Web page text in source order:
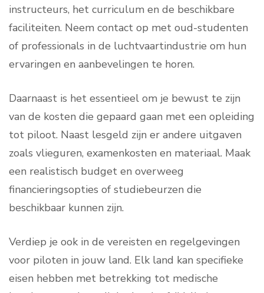
instructeurs, het curriculum en de beschikbare
faciliteiten. Neem contact op met oud-studenten
of professionals in de luchtvaartindustrie om hun
ervaringen en aanbevelingen te horen.
Daarnaast is het essentieel om je bewust te zijn
van de kosten die gepaard gaan met een opleiding
tot piloot. Naast lesgeld zijn er andere uitgaven
zoals vlieguren, examenkosten en materiaal. Maak
een realistisch budget en overweeg
financieringsopties of studiebeurzen die
beschikbaar kunnen zijn.
Verdiep je ook in de vereisten en regelgevingen
voor piloten in jouw land. Elk land kan specifieke
eisen hebben met betrekking tot medische